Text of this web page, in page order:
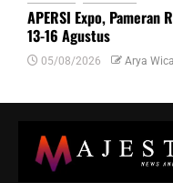
APERSI Expo, Pameran
13-16 Agustus
05/08/2026 Arya